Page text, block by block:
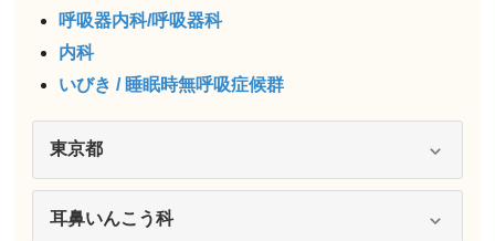
呼吸器内科/呼吸器科
内科
いびき / 睡眠時無呼吸症候群